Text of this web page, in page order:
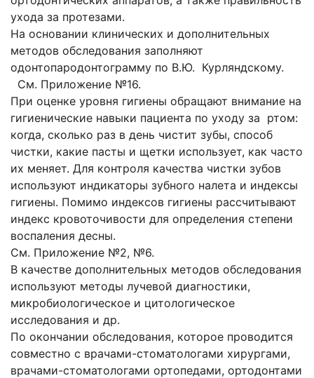
ухода за протезами.
На основании клинических и дополнительных
методов обследования заполняют
одонтопародонтограмму по В.Ю. Курляндскому.
См. Приложение №16.
При оценке уровня гигиены обращают внима­ние на
гигиенические навыки пациента по уходу за ртом:
ког­да, сколько раз в день чистит зубы, способ
чистки, какие пасты и щет­ки использует, как часто
их меняет. Для контроля качества чистки зубов
используют индикаторы зубного налета и индексы
гигиены. Помимо индексов гигиены рассчитывают
индекс кровоточивости для определения степени
воспаления десны.
См. Приложение №2, №6.
В качестве дополнительных методов обследования
используют методы лучевой диагностики,
микробиологическое и цитологическое
исследования и др.
По окончании обследования, которое проводится
совместно с врачами-стоматологами хирургами,
врачами-стоматологами ортопедами, ортодонтами